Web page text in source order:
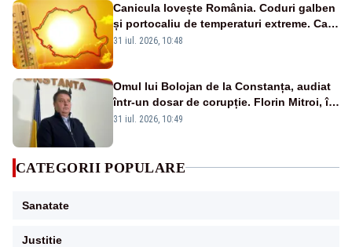
Canicula lovește România. Coduri galben
și portocaliu de temperaturi extreme. Care
sunt zonele vizate. HĂRȚI
31 iul. 2026, 10:48
Omul lui Bolojan de la Constanța, audiat
într-un dosar de corupție. Florin Mitroi, în
centrul unui scandal
31 iul. 2026, 10:49
CATEGORII POPULARE
Sanatate
Justitie